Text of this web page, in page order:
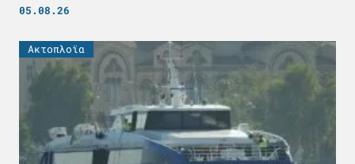
05.08.26
Ακτοπλοϊα